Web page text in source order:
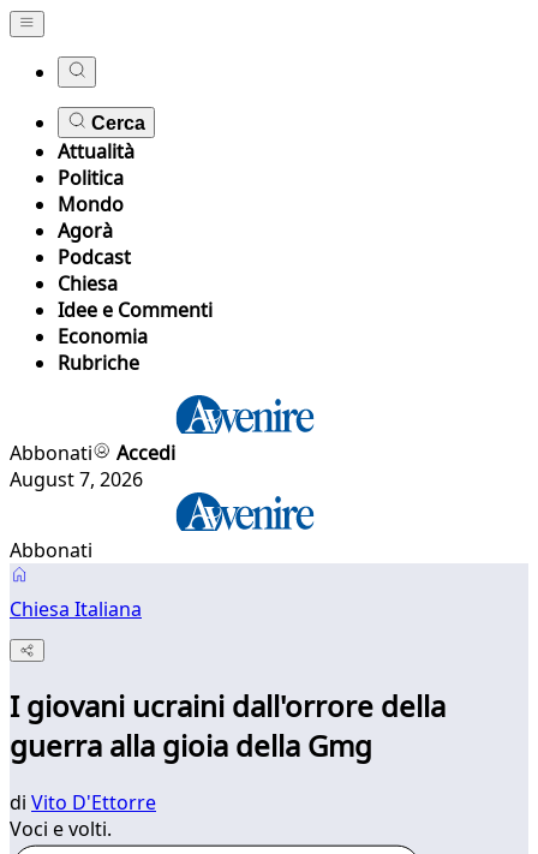
Cerca
Attualità
Politica
Mondo
Agorà
Podcast
Chiesa
Idee e Commenti
Economia
Rubriche
Abbonati
Accedi
August 7, 2026
Abbonati
Chiesa Italiana
I giovani ucraini dall'orrore della
guerra alla gioia della Gmg
di Vito D'Ettorre
Voci e volti.